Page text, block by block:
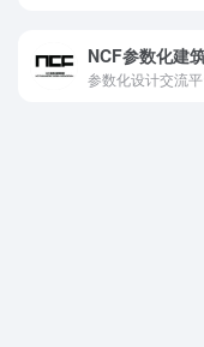
参数化设计交流